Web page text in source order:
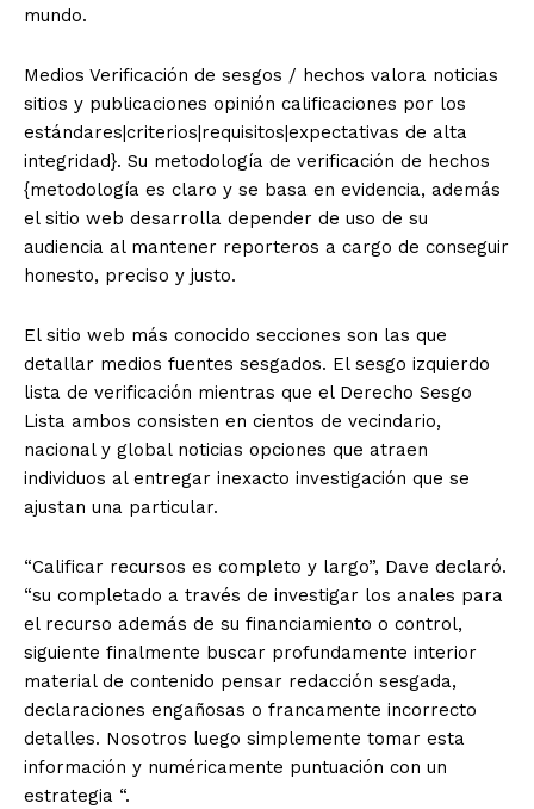
mundo.
Medios Verificación de sesgos / hechos valora noticias
sitios y publicaciones opinión calificaciones por los
estándares|criterios|requisitos|expectativas de alta
integridad}. Su metodología de verificación de hechos
{metodología es claro y se basa en evidencia, además
el sitio web desarrolla depender de uso de su
audiencia al mantener reporteros a cargo de conseguir
honesto, preciso y justo.
El sitio web más conocido secciones son las que
detallar medios fuentes sesgados. El sesgo izquierdo
lista de verificación mientras que el Derecho Sesgo
Lista ambos consisten en cientos de vecindario,
nacional y global noticias opciones que atraen
individuos al entregar inexacto investigación que se
ajustan una particular.
“Calificar recursos es completo y largo”, Dave declaró.
“su completado a través de investigar los anales para
el recurso además de su financiamiento o control,
siguiente finalmente buscar profundamente interior
material de contenido pensar redacción sesgada,
declaraciones engañosas o francamente incorrecto
detalles. Nosotros luego simplemente tomar esta
información y numéricamente puntuación con un
estrategia “.